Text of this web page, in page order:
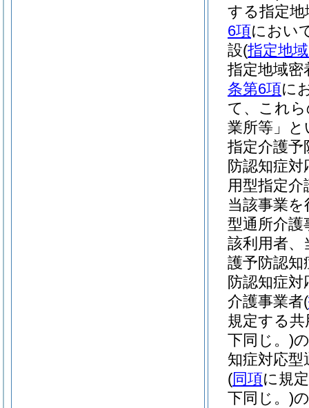
する指定
6項におい
設(指定地
指定地域密
条第6項に
て、これ
業所等」と
指定介護予
防認知症
用型指定
当該事業
型通所介護
該利用者、
護予防認知
防認知症
介護事業者(
規定する
下同じ。)
知症対応型
(同項に規
下同じ。)